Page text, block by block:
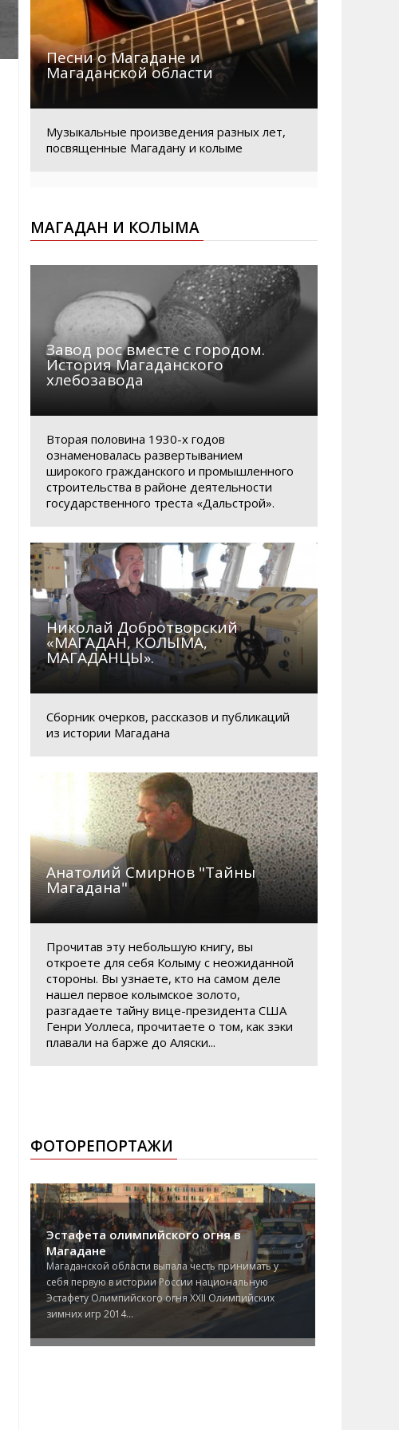
Песни о Магадане и
Магаданской области
Музыкальные произведения разных лет,
посвященные Магадану и колыме
МАГАДАН И КОЛЫМА
Завод рос вместе с городом.
История Магаданского
хлебозавода
Вторая половина 1930-х годов
ознаменовалась развертыванием
широкого гражданского и промышленного
строительства в районе деятельности
государственного треста «Дальстрой».
Николай Добротворский
«МАГАДАН, КОЛЫМА,
МАГАДАНЦЫ».
Сборник очерков, рассказов и публикаций
из истории Магадана
Анатолий Смирнов "Тайны
Магадана"
Прочитав эту небольшую книгу, вы
откроете для себя Колыму с неожиданной
стороны. Вы узнаете, кто на самом деле
нашел первое колымское золото,
разгадаете тайну вице-президента США
Генри Уоллеса, прочитаете о том, как зэки
плавали на барже до Аляски...
ФОТОРЕПОРТАЖИ
Эстафета олимпийского огня в
Магадане
Магаданской области выпала честь принимать у
себя первую в истории России национальную
Эстафету Олимпийского огня XXII Олимпийских
зимних игр 2014...